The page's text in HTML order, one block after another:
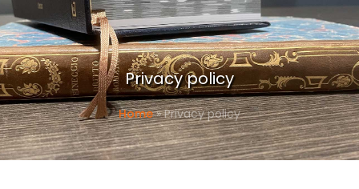
Privacy policy
Home»Privacy policy